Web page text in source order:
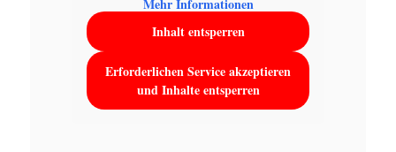
Mehr Informationen
Inhalt entsperren
Erforderlichen Service akzeptieren
und Inhalte entsperren